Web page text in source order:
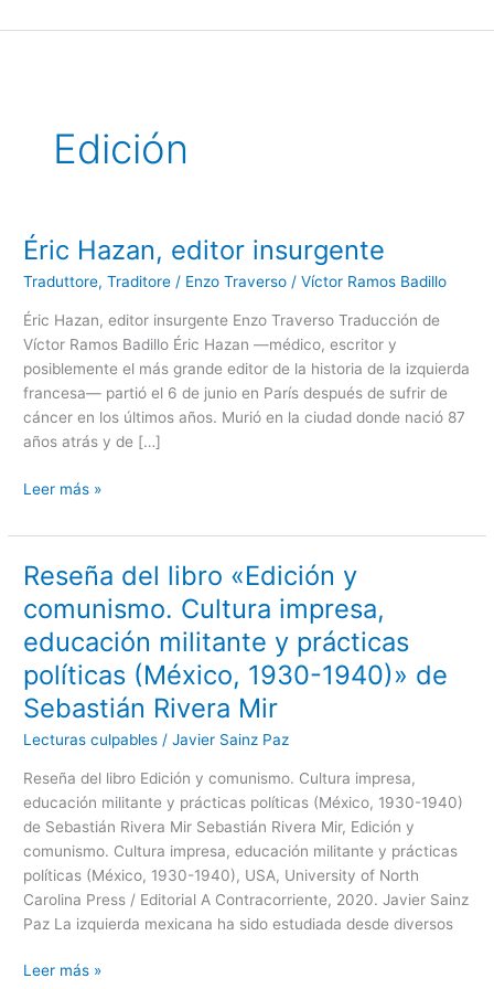
al
Edición
Éric Hazan, editor insurgente
Traduttore, Traditore / Enzo Traverso / Víctor Ramos Badillo
Éric Hazan, editor insurgente Enzo Traverso Traducción de
Víctor Ramos Badillo Éric Hazan ―médico, escritor y
posiblemente el más grande editor de la historia de la izquierda
francesa― partió el 6 de junio en París después de sufrir de
cáncer en los últimos años. Murió en la ciudad donde nació 87
años atrás y de […]
Éric
editor
insurgente
Leer más »
Reseña del libro «Edición y
comunismo. Cultura impresa,
educación militante y prácticas
políticas (México, 1930-1940)» de
Sebastián Rivera Mir
Lecturas culpables /Javier Sainz Paz
Reseña del libro Edición y comunismo. Cultura impresa,
educación militante y prácticas políticas (México, 1930-1940)
de Sebastián Rivera Mir Sebastián Rivera Mir, Edición y
comunismo. Cultura impresa, educación militante y prácticas
políticas (México, 1930-1940), USA, University of North
Carolina Press / Editorial A Contracorriente, 2020. Javier Sainz
Paz La izquierda mexicana ha sido estudiada desde diversos
Reseña
libro
«Edición
y
comunismo.
Cultura
impresa,
militante
y
prácticas
políticas
(México,
1930-
1940)»
Sebastián
Leer más »